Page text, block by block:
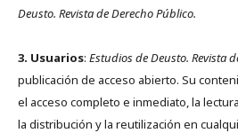
Deusto. Revista de Derecho Público.
3. Usuarios: Estudios de Deusto. Revista
publicación de acceso abierto. Su
el acceso completo e inmediato, la
la distribución y la reutilización en